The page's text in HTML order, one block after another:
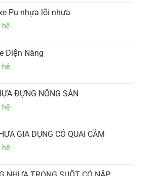
Pu nhựa lõi nhựa
Điện Nâng
ĐỰNG NÔNG SẢN
GIA DỤNG CÓ QUAI CẦM